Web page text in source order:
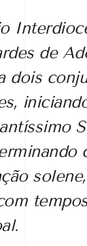
de
dois